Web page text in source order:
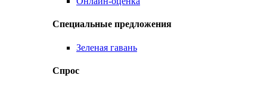
Специальные предложения
Зеленая гавань
Спрос